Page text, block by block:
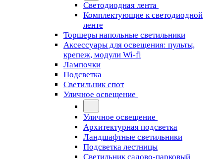
Светодиодная лента
Комплектующие к светодиодной
ленте
Торшеры напольные светильники
Аксессуары для освещения: пульты,
крепеж, модули Wi-fi
Лампочки
Подсветка
Светильник спот
Уличное освещение
Уличное освещение
Архитектурная подсветка
Ландшафтные светильники
Подсветка лестницы
Светильник садово-парковый